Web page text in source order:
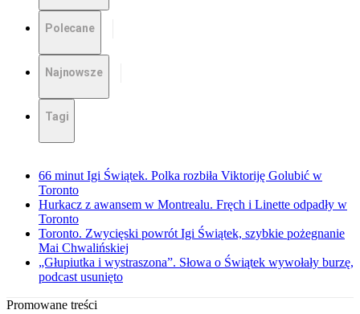
Polecane
Najnowsze
Tagi
66 minut Igi Świątek. Polka rozbiła Viktoriję Golubić w
Toronto
Hurkacz z awansem w Montrealu. Fręch i Linette odpadły w
Toronto
Toronto. Zwycięski powrót Igi Świątek, szybkie pożegnanie
Mai Chwalińskiej
„Głupiutka i wystraszona”. Słowa o Świątek wywołały burzę,
podcast usunięto
Promowane treści